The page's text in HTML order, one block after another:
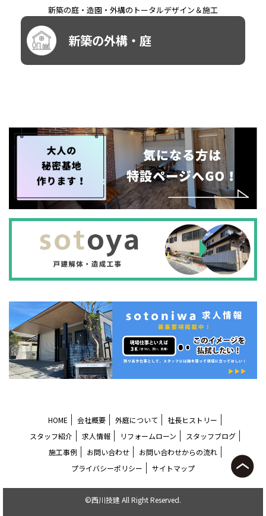
新築の庭・造園・外構のトータルデザイン＆施工
新築の外構・庭
HOME 会社概要 外庭について
社長ヒストリー
スタッフ紹介
求人情報 リフォームローン
スタッフブログ
施工事例
お問い合わせ
お問い合わせからの流れ
プライバシーポリシー
サイトマップ
©西川技建 All Right Reserved.